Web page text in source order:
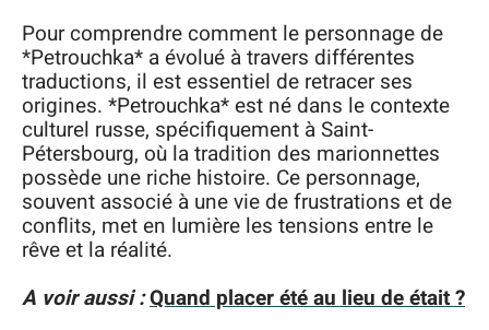
Pour comprendre comment le personnage de
*Petrouchka* a évolué à travers différentes
traductions, il est essentiel de retracer ses
origines. *Petrouchka* est né dans le contexte
culturel russe, spécifiquement à Saint-
Pétersbourg, où la tradition des marionnettes
possède une riche histoire. Ce personnage,
souvent associé à une vie de frustrations et de
conflits, met en lumière les tensions entre le
rêve et la réalité.
A voir aussi :Quand placer été au lieu de était ?